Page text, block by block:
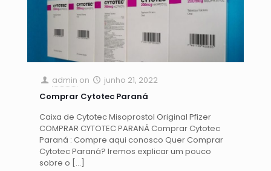
admin on
junho 21, 2022
Comprar Cytotec Paraná
Caixa de Cytotec Misoprostol Original Pfizer
COMPRAR CYTOTEC PARANÁ Comprar Cytotec
Paraná : Compre aqui conosco Quer Comprar
Cytotec Paraná? Iremos explicar um pouco
sobre o […]